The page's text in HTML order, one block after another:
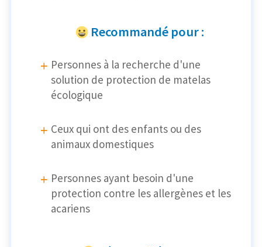
Recommandé pour :
Personnes à la recherche d'une
solution de protection de matelas
écologique
Ceux qui ont des enfants ou des
animaux domestiques
Personnes ayant besoin d'une
protection contre les allergènes et les
acariens